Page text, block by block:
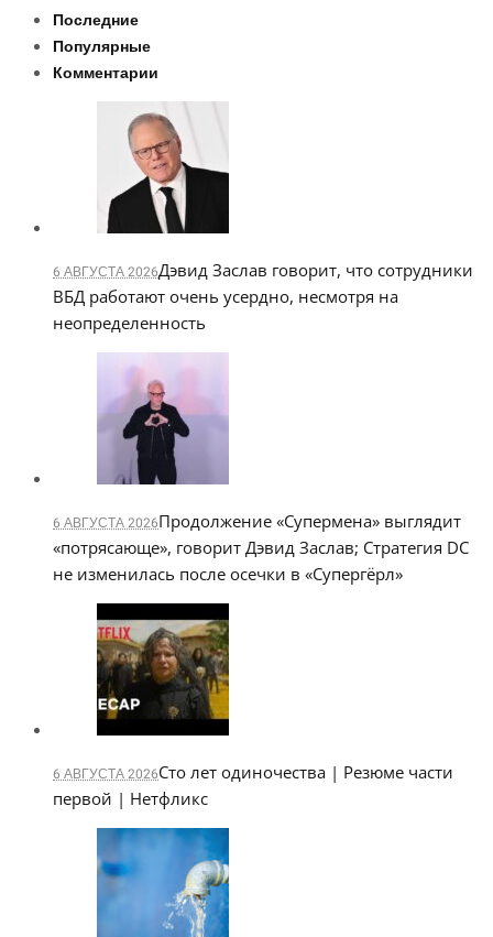
Последние
Популярные
Комментарии
6 АВГУСТА 2026Дэвид Заслав говорит, что сотрудники
ВБД работают очень усердно, несмотря на
неопределенность
6 АВГУСТА 2026Продолжение «Супермена» выглядит
«потрясающе», говорит Дэвид Заслав; Стратегия DC
не изменилась после осечки в «Супергёрл»
6 АВГУСТА 2026Сто лет одиночества | Резюме части
первой | Нетфликс